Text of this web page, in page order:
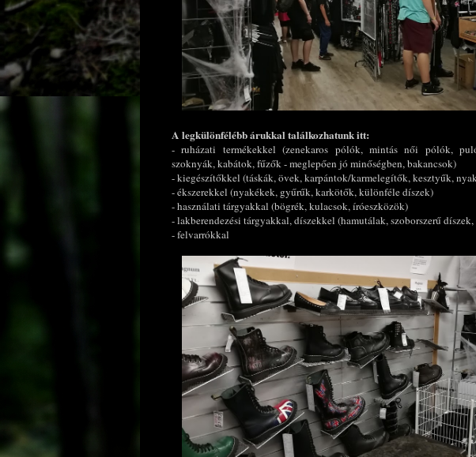
A legkülönfélébb árukkal találkozhatunk itt:
- ruházati termékekkel (zenekaros pólók, mintás női pólók,
szoknyák, kabátok, fűzők - meglepően jó minőségben, bakancsok)
- kiegészítőkkel (táskák, övek, karpántok/karmelegítők, kesztyűk,
- ékszerekkel (nyakékek, gyűrűk, karkötők, különféle díszek)
- használati tárgyakkal (bögrék, kulacsok, íróeszközök)
- lakberendezési tárgyakkal, díszekkel (hamutálak, szoborszerű
- felvarrókkal